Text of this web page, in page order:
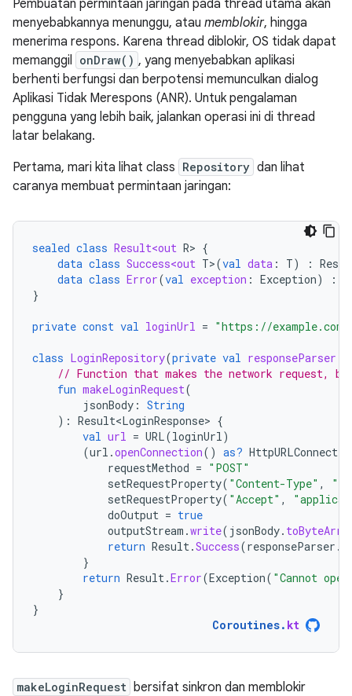
Pembuatan permintaan jaringan pada thread utama akan
menyebabkannya menunggu, atau memblokir, hingga
menerima respons. Karena thread diblokir, OS tidak dapat
memanggil onDraw() , yang menyebabkan aplikasi
berhenti berfungsi dan berpotensi memunculkan dialog
Aplikasi Tidak Merespons (ANR). Untuk pengalaman
pengguna yang lebih baik, jalankan operasi ini di thread
latar belakang.
Pertama, mari kita lihat class Repository dan lihat
caranya membuat permintaan jaringan:
sealed class Result<out R> {
data class Success<out T>(val data : T) :
data class Error(val exception : Exception) :
}
private const val loginUrl = "https://
class LoginRepository(private val responseParser
// Function that makes the network request,
fun makeLoginRequest(
jsonBody : String
): Result<LoginResponse> {
val url = URL(loginUrl)
(url .openConnection() as?
requestMethod = "POST"
setRequestProperty( "Content-Type" ,
setRequestProperty( "Accept" ,
doOutput = true
outputStream .write( jsonBody.
return Result.Success(responseParser .
}
return Result.Error(Exception( "Cannot
}
}
Coroutines. kt
makeLoginRequest bersifat sinkron dan memblokir